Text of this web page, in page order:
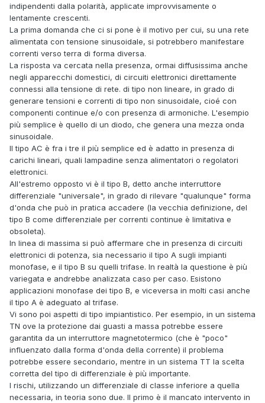
indipendenti dalla polarità, applicate improvvisamente o
lentamente crescenti.
La prima domanda che ci si pone è il motivo per cui, su una rete
alimentata con tensione sinusoidale, si potrebbero manifestare
correnti verso terra di forma diversa.
La risposta va cercata nella presenza, ormai diffusissima anche
negli apparecchi domestici, di circuiti elettronici direttamente
connessi alla tensione di rete. di tipo non lineare, in grado di
generare tensioni e correnti di tipo non sinusoidale, cioé con
componenti continue e/o con presenza di armoniche. L'esempio
più semplice è quello di un diodo, che genera una mezza onda
sinusoidale.
Il tipo AC è fra i tre il più semplice ed è adatto in presenza di
carichi lineari, quali lampadine senza alimentatori o regolatori
elettronici.
All'estremo opposto vi è il tipo B, detto anche interruttore
differenziale "universale", in grado di rilevare "qualunque" forma
d'onda che può in pratica accadere (la vecchia definizione, del
tipo B come differenziale per correnti continue è limitativa e
obsoleta).
In linea di massima si può affermare che in presenza di circuiti
elettronici di potenza, sia necessario il tipo A sugli impianti
monofase, e il tipo B su quelli trifase. In realtà la questione è più
variegata e andrebbe analizzata caso per caso. Esistono
applicazioni monofase dei tipo B, e viceversa in molti casi anche
il tipo A è adeguato al trifase.
Vi sono poi aspetti di tipo impiantistico. Per esempio, in un sistema
TN ove la protezione dai guasti a massa potrebbe essere
garantita da un interruttore magnetotermico (che è "poco"
influenzato dalla forma d'onda della corrente) il problema
potrebbe essere secondario, mentre in un sistema TT la scelta
corretta del tipo di differenziale è più importante.
I rischi, utilizzando un differenziale di classe inferiore a quella
necessaria, in teoria sono due. Il primo è il mancato intervento in